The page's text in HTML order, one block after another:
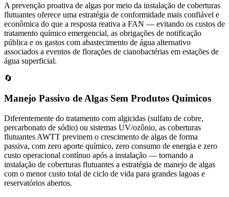
A prevenção proativa de algas por meio da instalação de coberturas
flutuantes oferece uma estratégia de conformidade mais confiável e
econômica do que a resposta reativa a FAN — evitando os custos de
tratamento químico emergencial, as obrigações de notificação
pública e os gastos com abastecimento de água alternativo
associados a eventos de florações de cianobactérias em estações de
água superficial.
🔄
Manejo Passivo de Algas Sem Produtos Químicos
Diferentemente do tratamento com algicidas (sulfato de cobre,
percarbonato de sódio) ou sistemas UV/ozônio, as coberturas
flutuantes AWTT previnem o crescimento de algas de forma
passiva, com zero aporte químico, zero consumo de energia e zero
custo operacional contínuo após a instalação — tornando a
instalação de coberturas flutuantes a estratégia de manejo de algas
com o menor custo total de ciclo de vida para grandes lagoas e
reservatórios abertos.